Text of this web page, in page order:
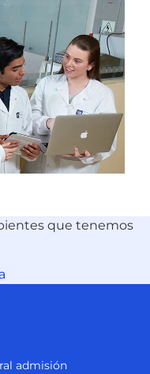
que tenemos
admisión